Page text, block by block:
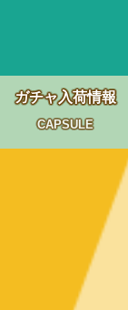
ガチャ入荷情報
CAPSULE